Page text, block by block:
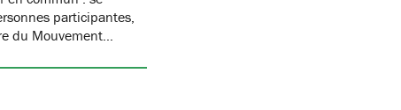
participantes,
du Mouvement…